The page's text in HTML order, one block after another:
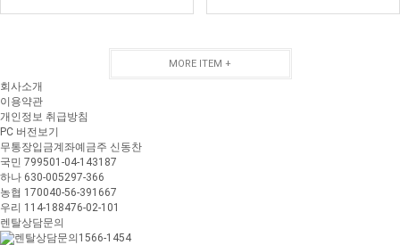
MORE ITEM +
회사소개
이용약관
개인정보 취급방침
PC 버전보기
무통장입금계좌예금주 신동찬
국민 799501-04-143187
하나 630-005297-366
농협 170040-56-391667
우리 114-188476-02-101
렌탈상담문의
1566-1454